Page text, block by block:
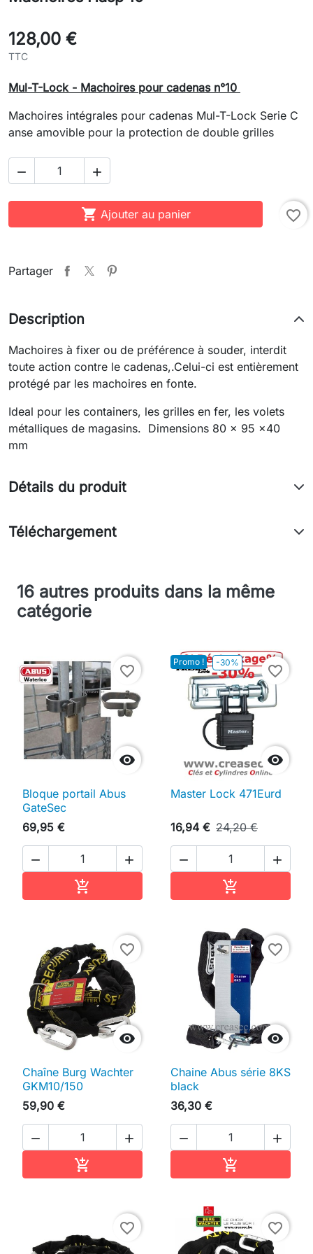
128,00 €
TTC
Mul-T-Lock - Machoires pour cadenas n°10
Machoires intégrales pour cadenas Mul-T-Lock Serie C
anse amovible pour la protection de double grilles
 
 Ajouter au panier favorite_border
Partager
Description
Machoires à fixer ou de préférence à souder, interdit
toute action contre le cadenas,.Celui-ci est entièrement
protégé par les machoires en fonte.
Ideal pour les containers, les grilles en fer, les volets
métalliques de magasins. Dimensions 80 x 95 x40
mm
Détails du produit
Téléchargement
16 autres produits dans la même
catégorie

favorite_border
Bloque portail Abus
GateSec
69,95 €
 

Promo ! -30%

favorite_border
Master Lock 471Eurd
16,94 € 24,20 €
 


favorite_border
Chaîne Burg Wachter
GKM10/150
59,90 €
 


favorite_border
Chaine Abus série 8KS
black
36,30 €
 

favorite_border favorite_border